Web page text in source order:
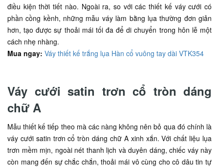
điều kiện thời tiết nào. Ngoài ra, so với các thiết kế váy cưới có
phần cồng kềnh, những mẫu váy làm bằng lụa thường đơn giản
hơn, tạo được sự thoải mái tối đa để di chuyển trong hôn lễ một
cách nhẹ nhàng.
Mua ngay: Váy thiết kế trắng lụa Hàn cổ vuông tay dài VTK354
Váy cưới satin trơn cổ tròn dáng
chữ A
Mẫu thiết kế tiếp theo mà các nàng không nên bỏ qua đó chính là
váy cưới satin trơn cổ tròn dáng chữ A xinh xắn. Với chất liệu lụa
trơn mềm mịn, ngoài nét thanh lịch và duyên dáng, chiếc váy này
còn mang đến sự chắc chắn, thoải mái vô cùng cho cô dâu tin tự